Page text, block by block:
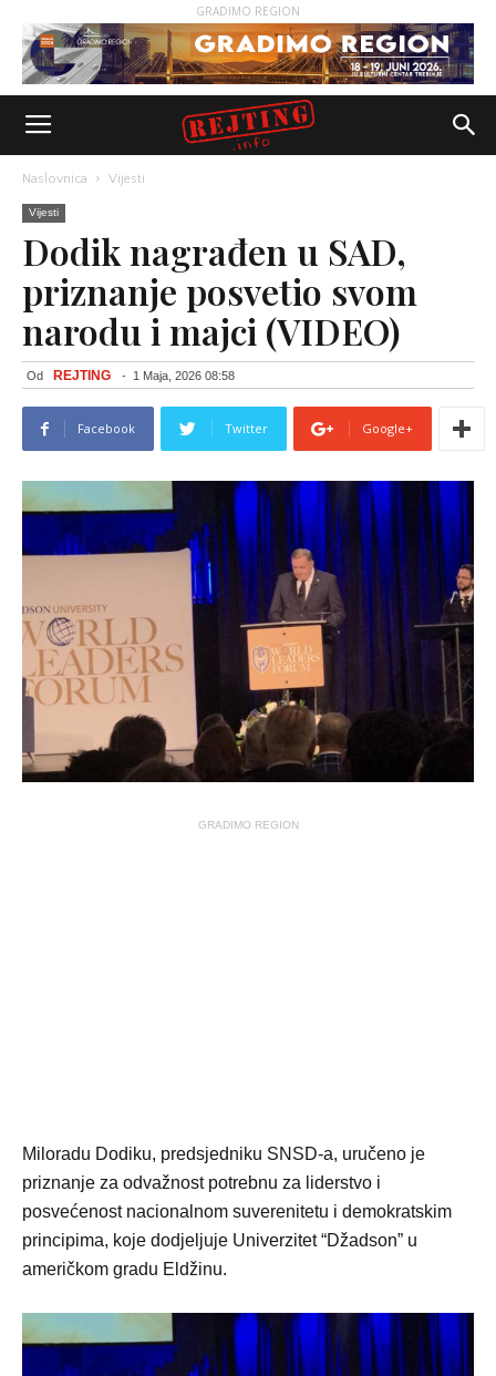
GRADIMO REGION
Naslovnica Vijesti
Vijesti
Dodik nagrađen u SAD,
priznanje posvetio svom
narodu i majci (VIDEO)
Od REJTING - 1 Maja, 2026 08:58
Facebook Twitter Google+
GRADIMO REGION
Miloradu Dodiku, predsjedniku SNSD-a, uručeno je
priznanje za odvažnost potrebnu za liderstvo i
posvećenost nacionalnom suverenitetu i demokratskim
principima, koje dodjeljuje Univerzitet “Džadson” u
američkom gradu Eldžinu.